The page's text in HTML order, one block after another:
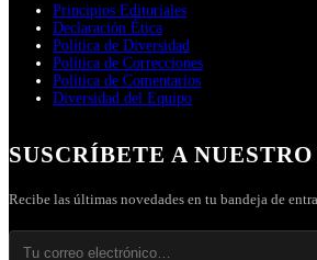
Principios Editoriales
Declaración Ética
Política de Diversidad
Política de Correcciones
Política de Comentarios
Diversidad del Equipo
SUSCRÍBETE A
Recibe las últimas novedades en tu bandeja de